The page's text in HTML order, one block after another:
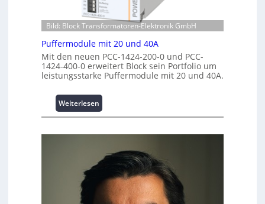
n
z
e
t
r
e
m
p
w
r
k
z
e
u
g
e
s
t
i
i
o
n
s
i
c
h
i
Bild: Block Transformatoren-Elektronik GmbH
Puffermodule mit 20 und 40A
Mit den neuen PCC-1424-200-0 und PCC-
1424-400-0 erweitert Block sein Portfolio um
leistungsstarke Puffermodule mit 20 und 40A.
Weiterlesen:
P
f
e
m